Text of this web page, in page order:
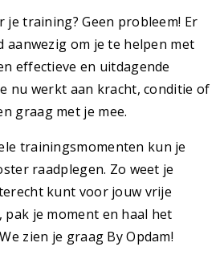
je training? Geen probleem! Er
aanwezig om je te helpen met
effectieve en uitdagende
nu werkt aan kracht, conditie of
graag met je mee.
trainingsmomenten kun je
raadplegen. Zo weet je
kunt voor jouw vrije
je moment en haal het
zien je graag By Opdam!